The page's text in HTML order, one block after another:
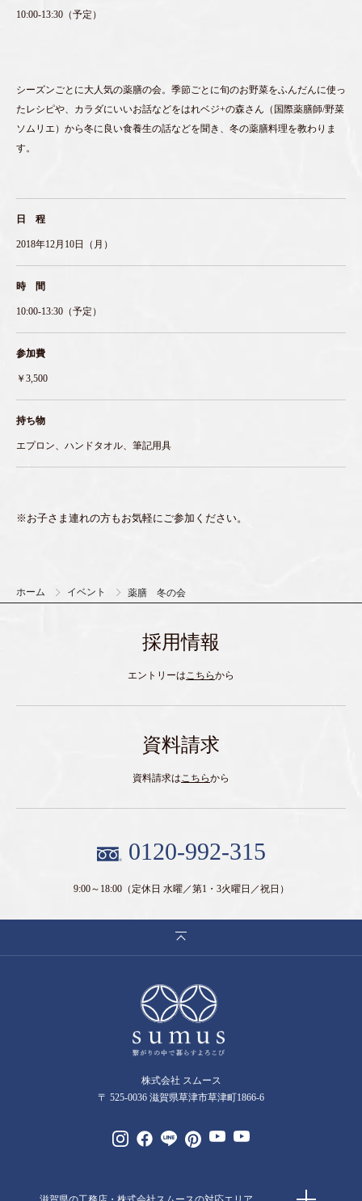
10:00-13:30（予定）
シーズンごとに大人気の薬膳の会。季節ごとに旬のお野菜をふんだんに使っ
たレシピや、カラダにいいお話などをはれベジ+の森さん（国際薬膳師/野菜
ソムリエ）から冬に良い食養生の話などを聞き、冬の薬膳料理を教わりま
す。
日 程
2018年12月10日（月）
時 間
10:00-13:30（予定）
参加費
￥3,500
持ち物
エプロン、ハンドタオル、筆記用具
※お子さま連れの方もお気軽にご参加ください。
ホーム イベント 薬膳 冬の会
採用情報
エントリーは こちらから
資料請求
資料請求はこちらから
0120-992-315
9:00～18:00（定休日 水曜／第1・3火曜日／祝日）
株式会社 スムース
〒 525-0036 滋賀県草津市草津町1866-6